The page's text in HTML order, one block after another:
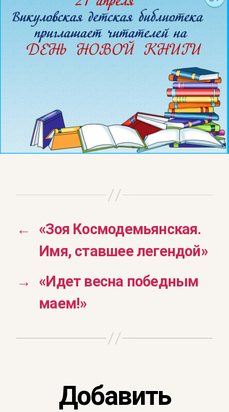
←
«Зоя Космодемьянская.
Имя, ставшее легендой»
→
«Идет весна победным
маем!»
Добавить